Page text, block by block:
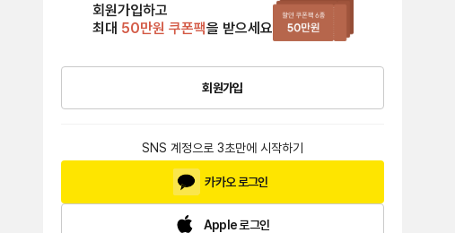
회원가입하고
최대 50만원 쿠폰팩을 받으세요
회원가입
SNS 계정으로 3초만에 시작하기
카카오 로그인
Apple 로그인